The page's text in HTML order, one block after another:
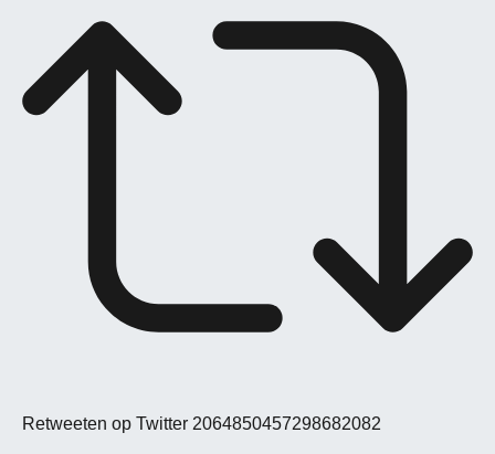
Retweeten op Twitter 2064850457298682082